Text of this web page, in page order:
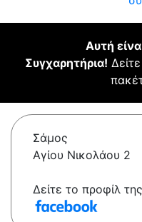
Αυτή
Συγχαρητήρια!
Σάμος
Αγίου Νικολάου 2
Δείτε το προφίλ